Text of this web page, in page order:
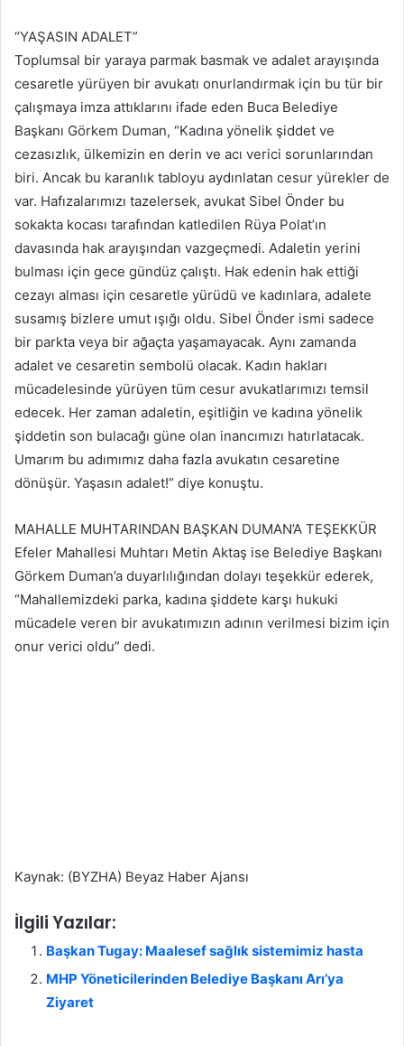
“YAŞASIN ADALET”
Toplumsal bir yaraya parmak basmak ve adalet arayışında
cesaretle yürüyen bir avukatı onurlandırmak için bu tür bir
çalışmaya imza attıklarını ifade eden Buca Belediye
Başkanı Görkem Duman, “Kadına yönelik şiddet ve
cezasızlık, ülkemizin en derin ve acı verici sorunlarından
biri. Ancak bu karanlık tabloyu aydınlatan cesur yürekler de
var. Hafızalarımızı tazelersek, avukat Sibel Önder bu
sokakta kocası tarafından katledilen Rüya Polat’ın
davasında hak arayışından vazgeçmedi. Adaletin yerini
bulması için gece gündüz çalıştı. Hak edenin hak ettiği
cezayı alması için cesaretle yürüdü ve kadınlara, adalete
susamış bizlere umut ışığı oldu. Sibel Önder ismi sadece
bir parkta veya bir ağaçta yaşamayacak. Aynı zamanda
adalet ve cesaretin sembolü olacak. Kadın hakları
mücadelesinde yürüyen tüm cesur avukatlarımızı temsil
edecek. Her zaman adaletin, eşitliğin ve kadına yönelik
şiddetin son bulacağı güne olan inancımızı hatırlatacak.
Umarım bu adımımız daha fazla avukatın cesaretine
dönüşür. Yaşasın adalet!” diye konuştu.
MAHALLE MUHTARINDAN BAŞKAN DUMAN’A TEŞEKKÜR
Efeler Mahallesi Muhtarı Metin Aktaş ise Belediye Başkanı
Görkem Duman’a duyarlılığından dolayı teşekkür ederek,
“Mahallemizdeki parka, kadına şiddete karşı hukuki
mücadele veren bir avukatımızın adının verilmesi bizim için
onur verici oldu” dedi.
Kaynak: (BYZHA) Beyaz Haber Ajansı
İlgili Yazılar:
Başkan Tugay: Maalesef sağlık sistemimiz hasta
MHP Yöneticilerinden Belediye Başkanı Arı’ya
Ziyaret